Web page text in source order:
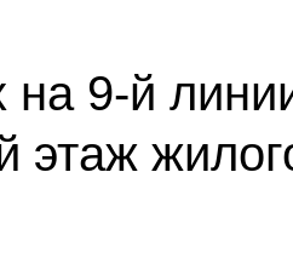
на 9-й
этаж